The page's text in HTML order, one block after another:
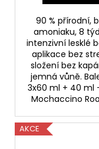
90 % přírodní,
amoniaku, 8
intenzivní lesklé
aplikace bez
složení bez
jemná vůně.
3x60 ml + 40 ml
Mochaccino
AKCE